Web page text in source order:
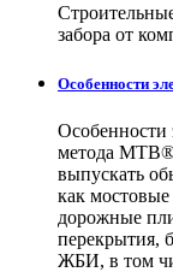
забора от
Особенности
Особенности
метода МТВ®
выпускать
как
дорожные
перекрытия,
ЖБИ, в том